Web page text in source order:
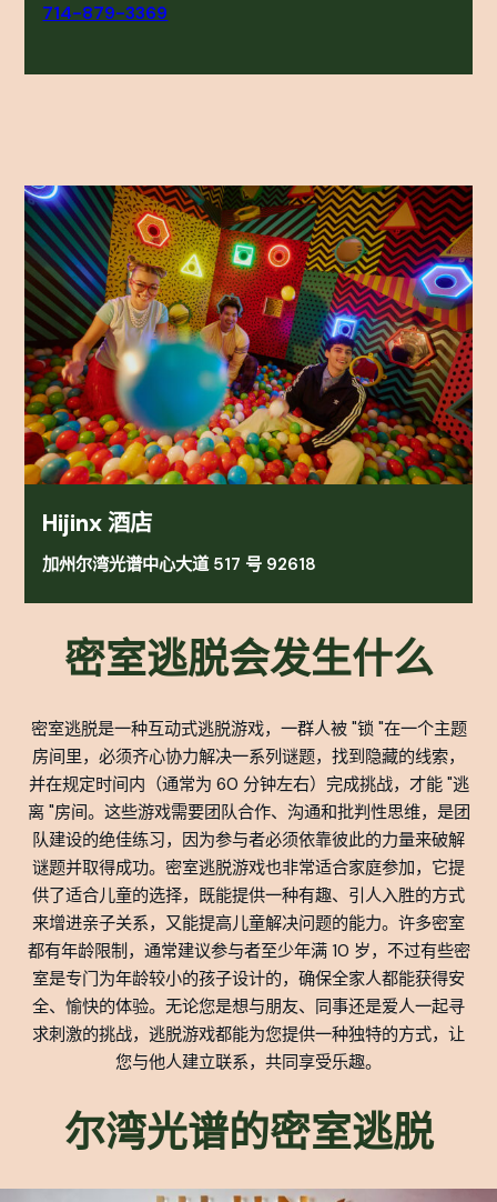
714-879-3369
Hijinx 酒店
加州尔湾光谱中心大道 517 号 92618
密室逃脱会发生什么
密室逃脱是一种互动式逃脱游戏，一群人被 "锁 "在一个主题
房间里，必须齐心协力解决一系列谜题，找到隐藏的线索，
并在规定时间内（通常为 60 分钟左右）完成挑战，才能 "逃
离 "房间。这些游戏需要团队合作、沟通和批判性思维，是团
队建设的绝佳练习，因为参与者必须依靠彼此的力量来破解
谜题并取得成功。密室逃脱游戏也非常适合家庭参加，它提
供了适合儿童的选择，既能提供一种有趣、引人入胜的方式
来增进亲子关系，又能提高儿童解决问题的能力。许多密室
都有年龄限制，通常建议参与者至少年满 10 岁，不过有些密
室是专门为年龄较小的孩子设计的，确保全家人都能获得安
全、愉快的体验。无论您是想与朋友、同事还是爱人一起寻
求刺激的挑战，逃脱游戏都能为您提供一种独特的方式，让
您与他人建立联系，共同享受乐趣。
尔湾光谱的密室逃脱